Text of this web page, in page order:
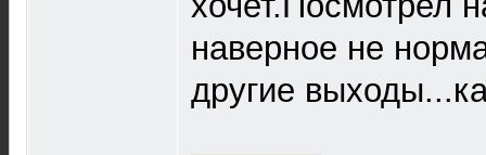
наверное не
другие